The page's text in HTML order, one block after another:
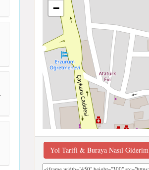
−
Yol Tarifi & Buraya Nasıl Giderim